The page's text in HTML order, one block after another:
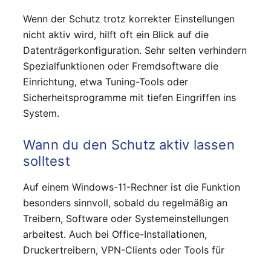
Wenn der Schutz trotz korrekter Einstellungen
nicht aktiv wird, hilft oft ein Blick auf die
Datenträgerkonfiguration. Sehr selten verhindern
Spezialfunktionen oder Fremdsoftware die
Einrichtung, etwa Tuning-Tools oder
Sicherheitsprogramme mit tiefen Eingriffen ins
System.
Wann du den Schutz aktiv lassen
solltest
Auf einem Windows-11-Rechner ist die Funktion
besonders sinnvoll, sobald du regelmäßig an
Treibern, Software oder Systemeinstellungen
arbeitest. Auch bei Office-Installationen,
Druckertreibern, VPN-Clients oder Tools für